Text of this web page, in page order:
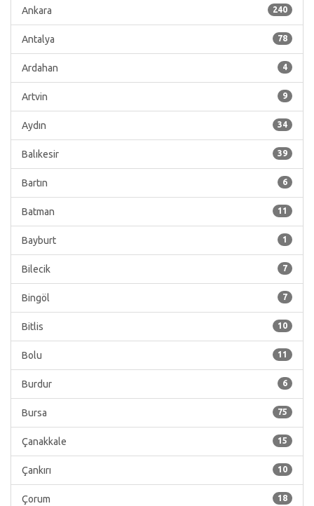
240
Ankara
78
Antalya
4
Ardahan
9
Artvin
34
Aydın
39
Balıkesir
6
Bartın
11
Batman
1
Bayburt
7
Bilecik
7
Bingöl
10
Bitlis
11
Bolu
6
Burdur
75
Bursa
15
Çanakkale
10
Çankırı
18
Çorum